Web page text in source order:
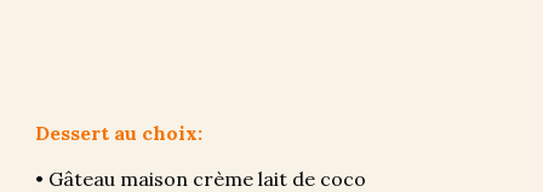
Dessert au choix:
• Gâteau maison crème lait de coco